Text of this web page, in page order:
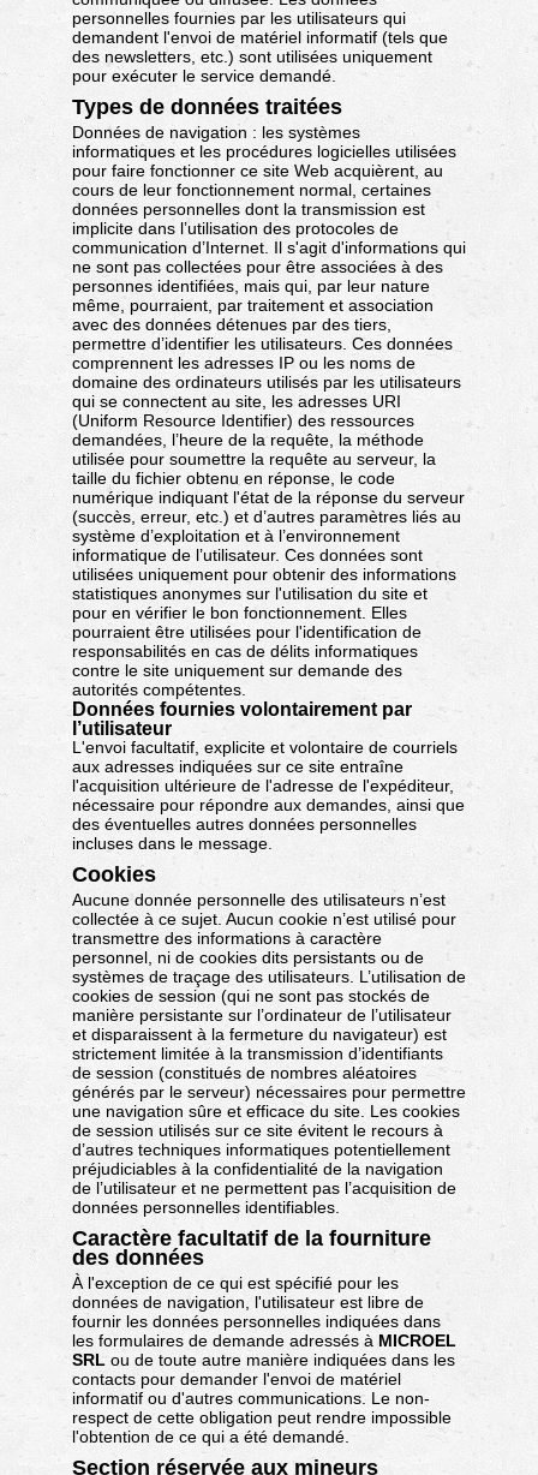
personnelles fournies par les utilisateurs qui
demandent l'envoi de matériel informatif (tels que
des newsletters, etc.) sont utilisées uniquement
pour exécuter le service demandé.
Types de données traitées
Données de navigation : les systèmes
informatiques et les procédures logicielles utilisées
pour faire fonctionner ce site Web acquièrent, au
cours de leur fonctionnement normal, certaines
données personnelles dont la transmission est
implicite dans l’utilisation des protocoles de
communication d’Internet. Il s'agit d'informations qui
ne sont pas collectées pour être associées à des
personnes identifiées, mais qui, par leur nature
même, pourraient, par traitement et association
avec des données détenues par des tiers,
permettre d’identifier les utilisateurs. Ces données
comprennent les adresses IP ou les noms de
domaine des ordinateurs utilisés par les utilisateurs
qui se connectent au site, les adresses URI
(Uniform Resource Identifier) des ressources
demandées, l’heure de la requête, la méthode
utilisée pour soumettre la requête au serveur, la
taille du fichier obtenu en réponse, le code
numérique indiquant l'état de la réponse du serveur
(succès, erreur, etc.) et d’autres paramètres liés au
système d’exploitation et à l’environnement
informatique de l’utilisateur. Ces données sont
utilisées uniquement pour obtenir des informations
statistiques anonymes sur l'utilisation du site et
pour en vérifier le bon fonctionnement. Elles
pourraient être utilisées pour l'identification de
responsabilités en cas de délits informatiques
contre le site uniquement sur demande des
autorités compétentes.
Données fournies volontairement par
l’utilisateur
L'envoi facultatif, explicite et volontaire de courriels
aux adresses indiquées sur ce site entraîne
l'acquisition ultérieure de l'adresse de l'expéditeur,
nécessaire pour répondre aux demandes, ainsi que
des éventuelles autres données personnelles
incluses dans le message.
Cookies
Aucune donnée personnelle des utilisateurs n’est
collectée à ce sujet. Aucun cookie n’est utilisé pour
transmettre des informations à caractère
personnel, ni de cookies dits persistants ou de
systèmes de traçage des utilisateurs. L’utilisation de
cookies de session (qui ne sont pas stockés de
manière persistante sur l’ordinateur de l’utilisateur
et disparaissent à la fermeture du navigateur) est
strictement limitée à la transmission d’identifiants
de session (constitués de nombres aléatoires
générés par le serveur) nécessaires pour permettre
une navigation sûre et efficace du site. Les cookies
de session utilisés sur ce site évitent le recours à
d’autres techniques informatiques potentiellement
préjudiciables à la confidentialité de la navigation
de l’utilisateur et ne permettent pas l’acquisition de
données personnelles identifiables.
Caractère facultatif de la fourniture
des données
À l'exception de ce qui est spécifié pour les
données de navigation, l'utilisateur est libre de
fournir les données personnelles indiquées dans
les formulaires de demande adressés à MICROEL
SRL ou de toute autre manière indiquées dans les
contacts pour demander l'envoi de matériel
informatif ou d'autres communications. Le non-
respect de cette obligation peut rendre impossible
l'obtention de ce qui a été demandé.
Section réservée aux mineurs